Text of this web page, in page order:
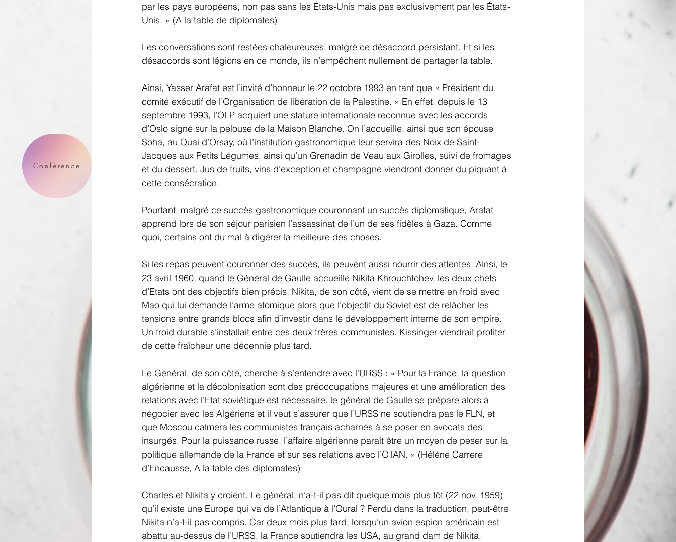
Conférence
par les pays européens, non pas sans les États-Unis mais pas exclusivement par les États-
Unis. » (A la table de diplomates)
Les conversations sont restées chaleureuses, malgré ce désaccord persistant. Et si les
désaccords sont légions en ce monde, ils n’empêchent nullement de partager la table.
Ainsi, Yasser Arafat est l’invité d’honneur le 22 octobre 1993 en tant que « Président du
comité exécutif de l’Organisation de libération de la Palestine. » En effet, depuis le 13
septembre 1993, l’OLP acquiert une stature internationale reconnue avec les accords
d’Oslo signé sur la pelouse de la Maison Blanche. On l’accueille, ainsi que son épouse
Soha, au Quai d’Orsay, où l’institution gastronomique leur servira des Noix de Saint-
Jacques aux Petits Légumes, ainsi qu’un Grenadin de Veau aux Girolles, suivi de fromages
et du dessert. Jus de fruits, vins d’exception et champagne viendront donner du piquant à
cette consécration.
Pourtant, malgré ce succès gastronomique couronnant un succès diplomatique, Arafat
apprend lors de son séjour parisien l’assassinat de l’un de ses fidèles à Gaza. Comme
quoi, certains ont du mal à digérer la meilleure des choses.
Si les repas peuvent couronner des succès, ils peuvent aussi nourrir des attentes. Ainsi, le
23 avril 1960, quand le Général de Gaulle accueille Nikita Khrouchtchev, les deux chefs
d’Etats ont des objectifs bien précis. Nikita, de son côté, vient de se mettre en froid avec
Mao qui lui demande l’arme atomique alors que l’objectif du Soviet est de relâcher les
tensions entre grands blocs afin d’investir dans le développement interne de son empire.
Un froid durable s’installait entre ces deux frères communistes. Kissinger viendrait profiter
de cette fraîcheur une décennie plus tard.
Le Général, de son côté, cherche à s’entendre avec l’URSS : « Pour la France, la question
algérienne et la décolonisation sont des préoccupations majeures et une amélioration des
relations avec l’Etat soviétique est nécessaire. le général de Gaulle se prépare alors à
négocier avec les Algériens et il veut s’assurer que l’URSS ne soutiendra pas le FLN, et
que Moscou calmera les communistes français acharnés à se poser en avocats des
insurgés. Pour la puissance russe, l’affaire algérienne paraît être un moyen de peser sur la
politique allemande de la France et sur ses relations avec l’OTAN. » (Hélène Carrere
d’Encausse, A la table des diplomates)
Charles et Nikita y croient. Le général, n’a-t-il pas dit quelque mois plus tôt (22 nov. 1959)
qu’il existe une Europe qui va de l’Atlantique à l’Oural ? Perdu dans la traduction, peut-être
Nikita n’a-t-il pas compris. Car deux mois plus tard, lorsqu’un avion espion américain est
abattu au-dessus de l’URSS, la France soutiendra les USA, au grand dam de Nikita.